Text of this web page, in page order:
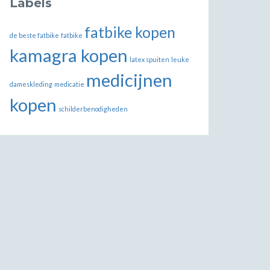
Labels
de beste fatbike fatbike fatbike kopen
kamagra kopen latex spuiten leuke
dameskleding medicatie medicijnen
kopen schilderbenodigheden